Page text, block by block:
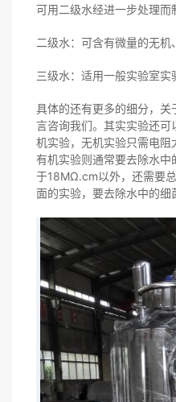
可用二级水经进一步处理而
二级水：可含有微量的无机
三级水：适用一般实验室实
具体的还有更多的细分，
言咨询我们。其实实验还
机实验，无机实验只需电
有机实验则通常要去除水
于18MΩ.cm以外，还需要
面的实验，要去除水中的细